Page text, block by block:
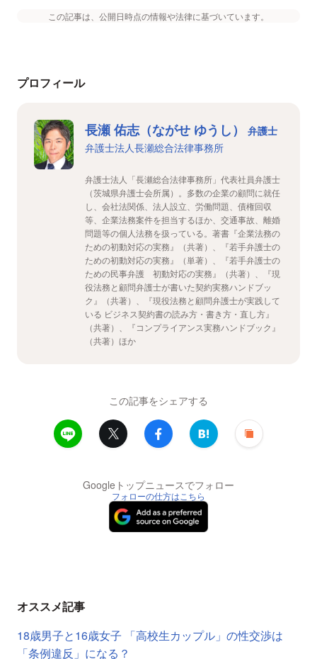
この記事は、公開日時点の情報や法律に基づいています。
プロフィール
長瀬 佑志（ながせ ゆうし）
弁護士
弁護士法人長瀬総合法律事務所
弁護士法人「長瀬総合法律事務所」代表社員弁護士
（茨城県弁護士会所属）。多数の企業の顧問に就任
し、会社法関係、法人設立、労働問題、債権回収
等、企業法務案件を担当するほか、交通事故、離婚
問題等の個人法務を扱っている。著書『企業法務の
ための初動対応の実務』（共著）、『若手弁護士の
ための初動対応の実務』（単著）、『若手弁護士の
ための民事弁護 初動対応の実務』（共著）、『現
役法務と顧問弁護士が書いた契約実務ハンドブッ
ク』（共著）、『現役法務と顧問弁護士が実践して
いる ビジネス契約書の読み方・書き方・直し方』
（共著）、『コンプライアンス実務ハンドブック』
（共著）ほか
この記事をシェアする
Googleトップニュースでフォロー
フォローの仕方はこちら
オススメ記事
18歳男子と16歳女子 「高校生カップル」の性交渉は
「条例違反」になる？